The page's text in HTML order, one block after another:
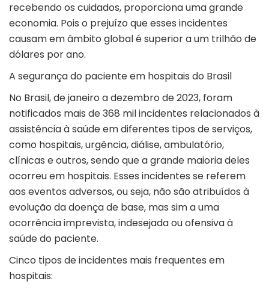
recebendo os cuidados, proporciona uma grande
economia. Pois o prejuízo que esses incidentes
causam em âmbito global é superior a um trilhão de
dólares por ano.
A segurança do paciente em hospitais do Brasil
No Brasil, de janeiro a dezembro de 2023, foram
notificados mais de 368 mil incidentes relacionados à
assistência à saúde em diferentes tipos de serviços,
como hospitais, urgência, diálise, ambulatório,
clínicas e outros, sendo que a grande maioria deles
ocorreu em hospitais. Esses incidentes se referem
aos eventos adversos, ou seja, não são atribuídos à
evolução da doença de base, mas sim a uma
ocorrência imprevista, indesejada ou ofensiva à
saúde do paciente.
Cinco tipos de incidentes mais frequentes em
hospitais: